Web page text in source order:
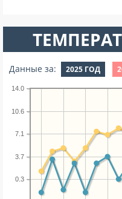
Данные за: 2025 ГОД
0.3
3.7
7.1
10.6
14.0